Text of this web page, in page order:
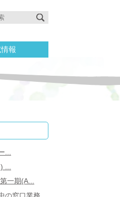
情報
...
...
一期(A...